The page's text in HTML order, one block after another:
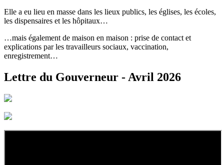
Elle a eu lieu en masse dans les lieux publics, les églises, les écoles,
les dispensaires et les hôpitaux…
…mais également de maison en maison : prise de contact et
explications par les travailleurs sociaux, vaccination,
enregistrement…
Lettre du Gouverneur - Avril 2026